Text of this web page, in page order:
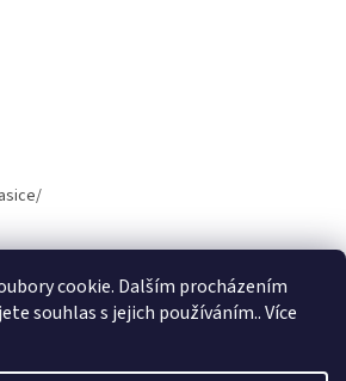
cookie. Dalším procházením
souhlas s jejich používáním.. Více